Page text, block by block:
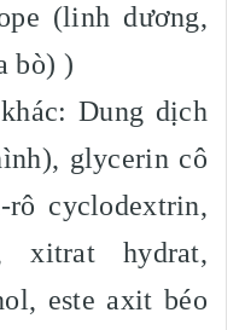
(linh dương,
bò) )
Dung dịch
glycerin cô
cyclodextrin,
xitrat hydrat,
este axit béo